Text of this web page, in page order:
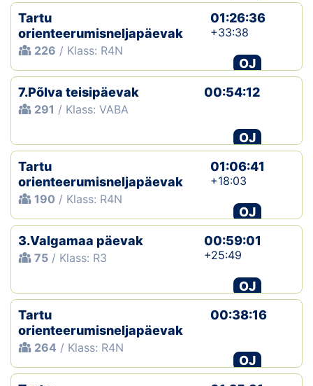
Tartu
orienteerumisneljapäevak
226 / Klass: R4N
01:26:36
+33:38
OJ
7.Põlva teisipäevak
291 / Klass: VABA
00:54:12
OJ
Tartu
orienteerumisneljapäevak
190 / Klass: R4N
01:06:41
+18:03
OJ
3.Valgamaa päevak
75 / Klass: R3
00:59:01
+25:49
OJ
Tartu
orienteerumisneljapäevak
264 / Klass: R4N
00:38:16
OJ